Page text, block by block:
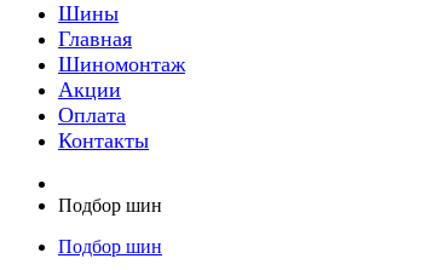
Шины
Главная
Шиномонтаж
Акции
Оплата
Контакты
Подбор шин
Подбор шин